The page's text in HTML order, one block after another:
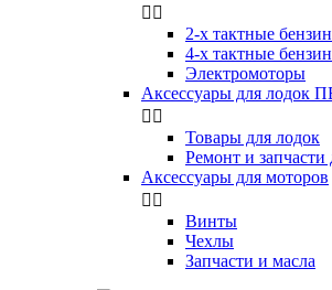
 
2-х тактные
4-х тактные
Электромоторы
Аксессуары для лодок
 
Товары для лодок
Ремонт и запчасти
Аксессуары для моторов
 
Винты
Чехлы
Запчасти и масла